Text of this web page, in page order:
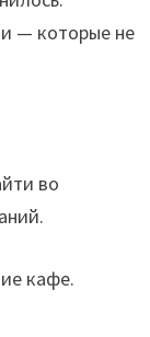
— которые не
во
кафе.